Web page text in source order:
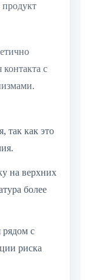
продукт
с
так как это
на верхних
более
рядом с
риска